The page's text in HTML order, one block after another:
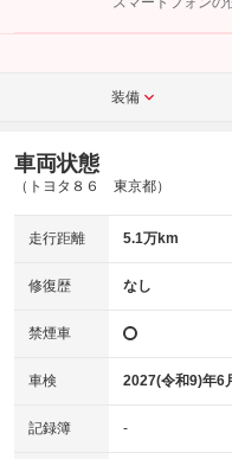
装備
車両状態
（トヨタ８６ 東京都）
走行距離 5.1万km
修復歴 なし
禁煙車
車検 2027(令和9)年6
記録簿 -